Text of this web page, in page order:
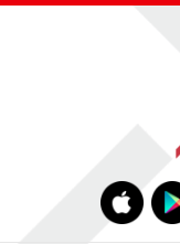
Gestion des traceurs